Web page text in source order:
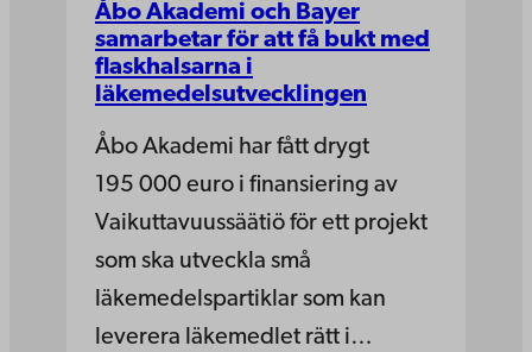
Åbo Akademi och Bayer
samarbetar för att få bukt med
flaskhalsarna i
läkemedelsutvecklingen
Åbo Akademi har fått drygt
195 000 euro i finansiering av
Vaikuttavuussäätiö för ett projekt
som ska utveckla små
läkemedelspartiklar som kan
leverera läkemedlet rätt i…